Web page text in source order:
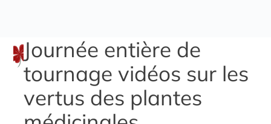
Journée entière de
tournage vidéos sur les
vertus des plantes